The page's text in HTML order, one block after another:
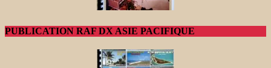
PUBLICATION RAF DX ASIE PACIFIQUE